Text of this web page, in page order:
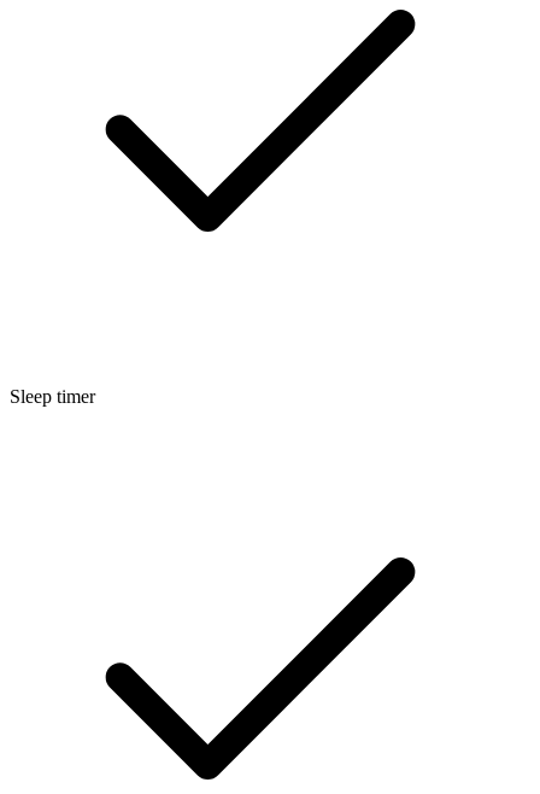
Sleep timer